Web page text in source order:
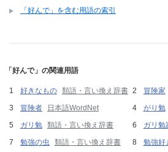
「好んで」を含む用語の索引
「好んで」の関連用語
好きなもの 類語・言い換え辞書 冒険家
冒険者
日本語WordNet がり勉
ガリ勉 類語・言い換え辞書 ガリ勉
勉強の虫
類語・言い換え辞書 勉強好